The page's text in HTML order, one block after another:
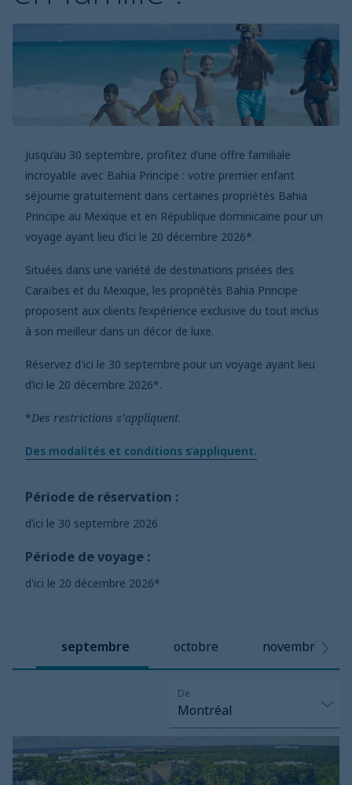
Jusqu’au 30 septembre, profitez d’une offre familiale
incroyable avec Bahia Principe : votre premier enfant
séjourne gratuitement dans certaines propriétés Bahia
Principe au Mexique et en République dominicaine pour un
voyage ayant lieu d’ici le 20 décembre 2026*.
Situées dans une variété de destinations prisées des
Caraïbes et du Mexique, les propriétés Bahia Principe
proposent aux clients l’expérience exclusive du tout inclus
à son meilleur dans un décor de luxe.
Réservez d'ici le 30 septembre pour un voyage ayant lieu
d’ici le 20 décembre 2026*.
*Des restrictions s’appliquent.
Des modalités et conditions s’appliquent.
Période de réservation :
d’ici le 30 septembre 2026
Période de voyage :
d'ici le 20 décembre 2026*
septembre octobre novembre
Montréal
De
Principe
Explore